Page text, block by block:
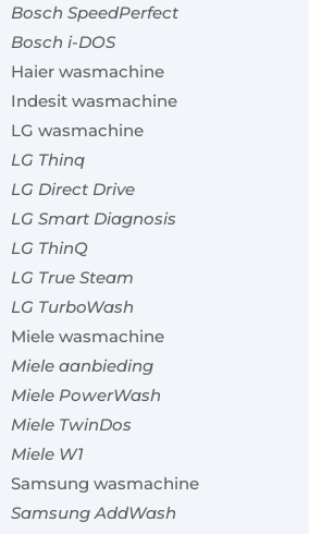
Bosch SpeedPerfect
Bosch i-DOS
Haier wasmachine
Indesit wasmachine
LG wasmachine
LG Thinq
LG Direct Drive
LG Smart Diagnosis
LG ThinQ
LG True Steam
LG TurboWash
Miele wasmachine
Miele aanbieding
Miele PowerWash
Miele TwinDos
Miele W1
Samsung wasmachine
Samsung AddWash